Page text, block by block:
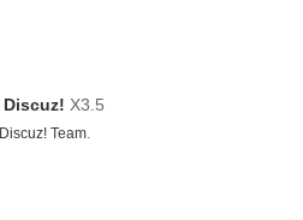
Discuz! X3.5
Discuz! Team.